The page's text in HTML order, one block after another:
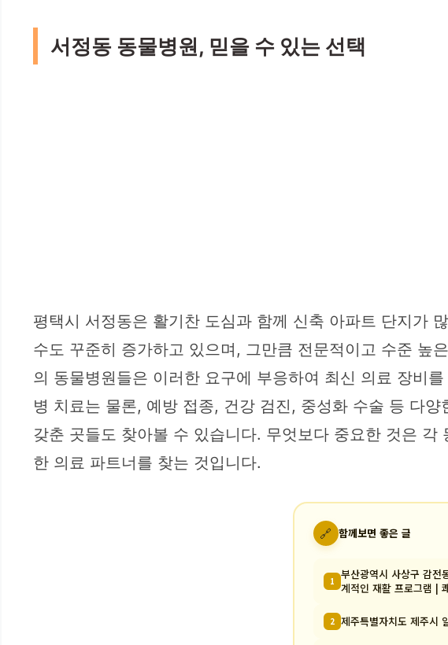
서정동 동물병원, 믿을 수 있는 선택
평택시 서정동은 활기찬 도심과 함께 신축 아파트 단지가
수도 꾸준히 증가하고 있으며, 그만큼 전문적이고 수준 높
의 동물병원들은 이러한 요구에 부응하여 최신 의료 장비
병 치료는 물론, 예방 접종, 건강 검진, 중성화 수술 등 다
갖춘 곳들도 찾아볼 수 있습니다. 무엇보다 중요한 것은
한 의료 파트너를 찾는 것입니다.
🔗 함께보면 좋은 글
1 부산광역시 사상구 감전
계적인 재활 프로그램 |
2 제주특별자치도 제주시